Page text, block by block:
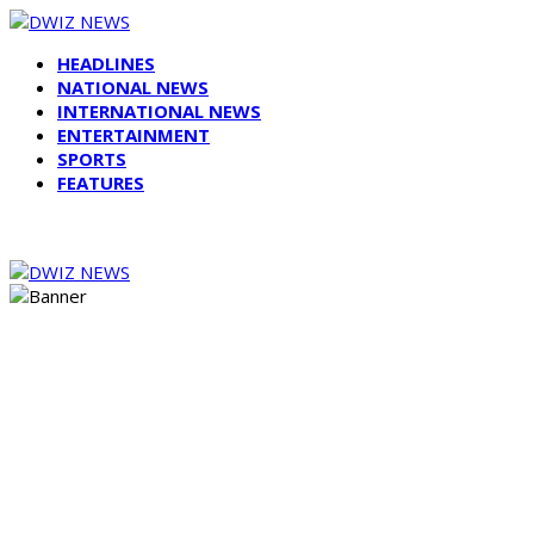
HEADLINES
NATIONAL NEWS
INTERNATIONAL NEWS
ENTERTAINMENT
SPORTS
FEATURES